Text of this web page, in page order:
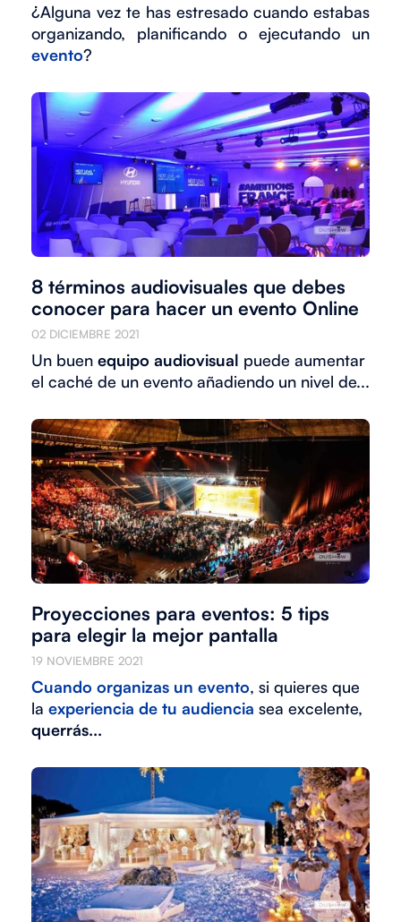
¿Alguna vez te has estresado cuando estabas
organizando, planificando o ejecutando un
evento?
8 términos audiovisuales que debes
conocer para hacer un evento Online
02 DICIEMBRE 2021
Un buen equipo audiovisual puede aumentar
el caché de un evento añadiendo un nivel de...
Proyecciones para eventos: 5 tips
para elegir la mejor pantalla
19 NOVIEMBRE 2021
Cuando organizas un evento, si quieres que
la experiencia de tu audiencia sea excelente,
querrás...